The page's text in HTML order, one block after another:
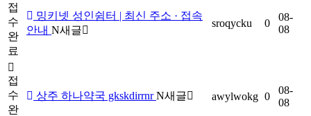
접
수
완
료
밍키넷 성인쉼터 | 최신 주소 · 접속
안내 N새글
sroqycku 0
08-
08
접
수
완
상주 하나약국 gkskdirrnrN새글 awylwokg 0
08-
08